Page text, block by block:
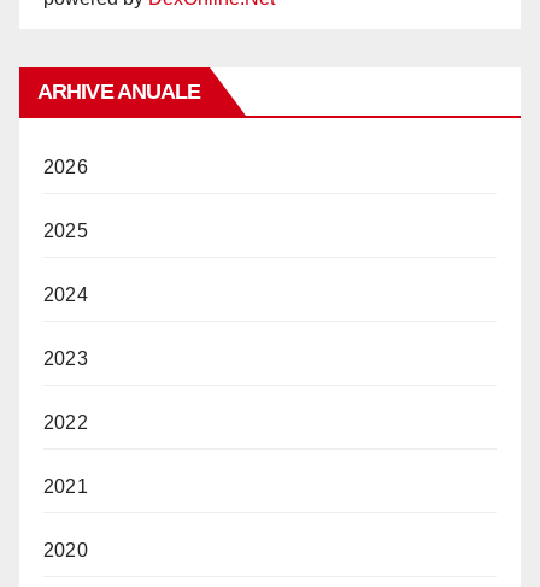
ARHIVE ANUALE
2026
2025
2024
2023
2022
2021
2020